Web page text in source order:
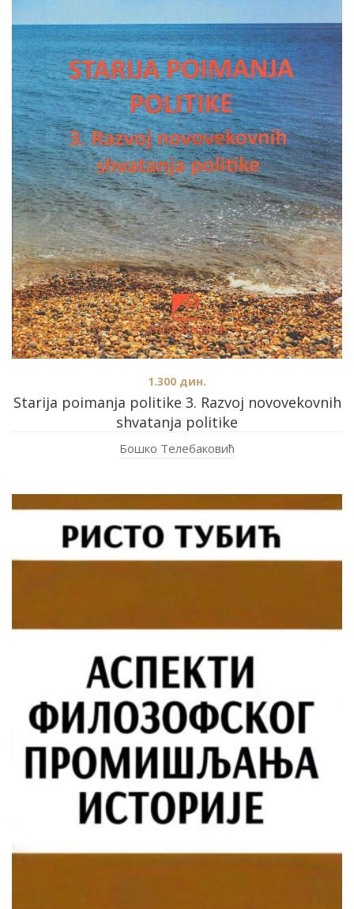
Starija poimanja politike 3. Razvoj novovekovnih
shvatanja politike
1.300 дин.
Бошко Телебаковић